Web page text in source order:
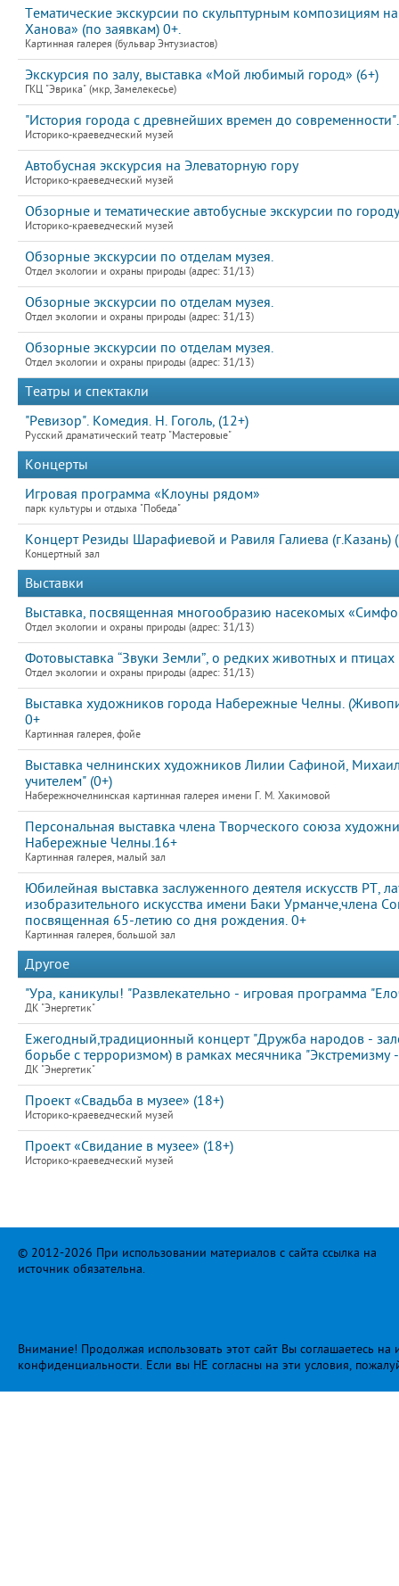
Тематические экскурсии по скульптурным композициям
Ханова» (по заявкам) 0+.
Картинная галерея (бульвар Энтузиастов)
Экскурсия по залу, выставка «Мой любимый город» (6+)
ГКЦ "Эврика" (мкр, Замелекесье)
"История города с древнейших времен до современности".
Историко-краеведческий музей
Автобусная экскурсия на Элеваторную гору
Историко-краеведческий музей
Обзорные и тематические автобусные экскурсии по городу
Историко-краеведческий музей
Обзорные экскурсии по отделам музея.
Отдел экологии и охраны природы (адрес: 31/13)
Обзорные экскурсии по отделам музея.
Отдел экологии и охраны природы (адрес: 31/13)
Обзорные экскурсии по отделам музея.
Отдел экологии и охраны природы (адрес: 31/13)
Театры и спектакли
"Ревизор". Комедия. Н. Гоголь, (12+)
Русский драматический театр "Мастеровые"
Концерты
Игровая программа «Клоуны рядом»
парк культуры и отдыха "Победа"
Концерт Резиды Шарафиевой и Равиля Галиева (г.Казань)
Концертный зал
Выставки
Выставка, посвященная многообразию насекомых
Отдел экологии и охраны природы (адрес: 31/13)
Фотовыставка “Звуки Земли”, о редких животных и
Отдел экологии и охраны природы (адрес: 31/13)
Выставка художников города Набережные Челны.
0+
Картинная галерея, фойе
Выставка челнинских художников Лилии Сафиной,
учителем" (0+)
Набережночелнинская картинная галерея имени Г. М. Хакимовой
Персональная выставка члена Творческого союза
Набережные Челны.16+
Картинная галерея, малый зал
Юбилейная выставка заслуженного деятеля искусств РТ,
изобразительного искусства имени Баки Урманче,члена
посвященная 65-летию со дня рождения. 0+
Картинная галерея, большой зал
Другое
"Ура, каникулы! "Развлекательно - игровая программа
ДК "Энергетик"
Ежегодный,традиционный концерт "Дружба народов -
борьбе с терроризмом) в рамках месячника "Экстремизму
ДК "Энергетик"
Проект «Свадьба в музее» (18+)
Историко-краеведческий музей
Проект «Свидание в музее» (18+)
Историко-краеведческий музей
© 2012-2026 При использовании материалов с сайта ссылка на
источник обязательна.
Внимание! Продолжая использовать этот сайт Вы соглашаетесь
конфиденциальности. Если вы НЕ согласны на эти условия,